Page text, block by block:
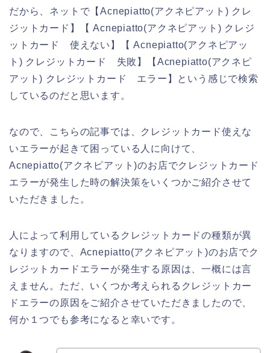
だから、ネットで【Acnepiatto(アクネピアット) クレ
ジットカード】【 Acnepiatto(アクネピアット) クレジ
ットカード 使えない】【 Acnepiatto(アクネピアッ
ト) クレジットカード 失敗】【Acnepiatto(アクネピ
アット) クレジットカード エラー】という感じで検索
しているのだと思います。
なので、こちらの記事では、クレジットカード使えな
いエラーが起きて困っている人に向けて、
Acnepiatto(アクネピアット)のお店でクレジットカード
エラーが発生した時の解決策をいくつかご紹介させて
いただきました。
人によって利用しているクレジットカードの種類が異
なりますので、Acnepiatto(アクネピアット)のお店でク
レジットカードエラーが発生する原因は、一概には言
えません。ただ、いくつか考えられるクレジットカー
ドエラーの原因をご紹介させていただきましたので、
何か１つでも参考になると幸いです。